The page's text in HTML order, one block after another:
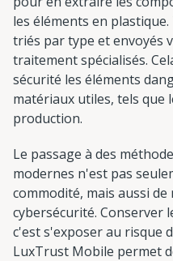
les éléments en
triés par type et envoyés
traitement spécialisés.
sécurité les éléments
matériaux utiles, tels que
production.
Le passage à des
modernes n'est pas
commodité, mais aussi
cybersécurité. Conserver
c'est s'exposer au risque
LuxTrust Mobile permet